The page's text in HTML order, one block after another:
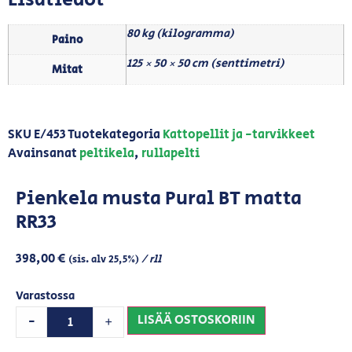
Paino 80 kg (kilogramma)
Mitat 125 × 50 × 50 cm (senttimetri)
SKU E/453Tuotekategoria Kattopellit ja -tarvikkeet
Avainsanat peltikela, rullapelti
Pienkela musta Pural BT matta
RR33
398,00€ (sis. alv 25,5%)/ rll
Varastossa
- + LISÄÄ OSTOSKORIIN